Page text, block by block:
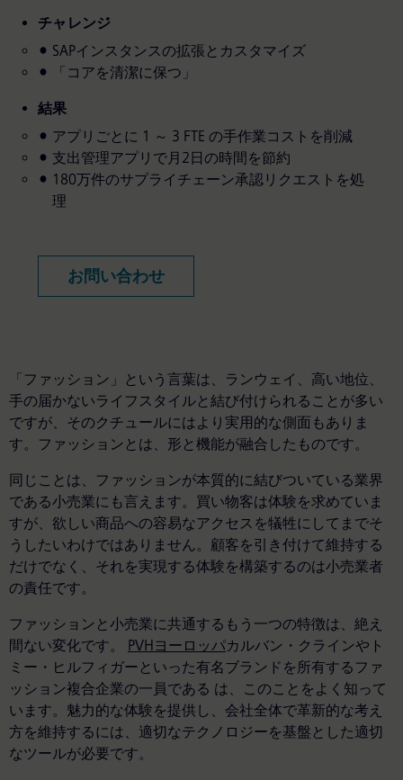
チャレンジ
SAPインスタンスの拡張とカスタマイズ
「コアを清潔に保つ」
結果
アプリごとに 1 ～ 3 FTE の手作業コストを削減
支出管理アプリで月2日の時間を節約
180万件のサプライチェーン承認リクエストを処
理
お問い合わせ
「ファッション」という言葉は、ランウェイ、高い地位、
手の届かないライフスタイルと結び付けられることが多い
ですが、そのクチュールにはより実用的な側面もありま
す。ファッションとは、形と機能が融合したものです。
同じことは、ファッションが本質的に結びついている業界
である小売業にも言えます。買い物客は体験を求めていま
すが、欲しい商品への容易なアクセスを犠牲にしてまでそ
うしたいわけではありません。顧客を引き付けて維持する
だけでなく、それを実現する体験を構築するのは小売業者
の責任です。
ファッションと小売業に共通するもう一つの特徴は、絶え
間ない変化です。 PVHヨーロッパカルバン・クラインやト
ミー・ヒルフィガーといった有名ブランドを所有するファ
ッション複合企業の一員である は、このことをよく知って
います。魅力的な体験を提供し、会社全体で革新的な考え
方を維持するには、適切なテクノロジーを基盤とした適切
なツールが必要です。